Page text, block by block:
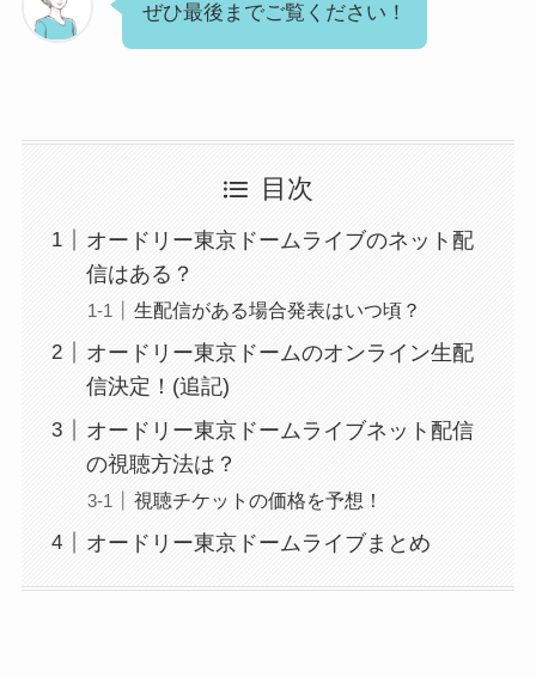
ぜひ最後までご覧ください！
目次
オードリー東京ドームライブのネット配
信はある？
生配信がある場合発表はいつ頃？
オードリー東京ドームのオンライン生配
信決定！(追記)
オードリー東京ドームライブネット配信
の視聴方法は？
視聴チケットの価格を予想！
オードリー東京ドームライブまとめ